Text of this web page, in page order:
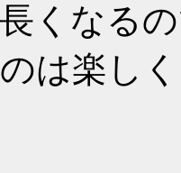
くなる
は楽し